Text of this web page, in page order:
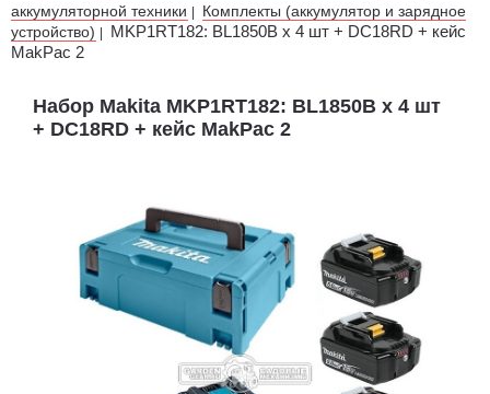
аккумуляторной техники |
Комплекты (аккумулятор и зарядное
устройство) |
MKP1RT182: BL1850B х 4 шт + DC18RD + кейс
MakPac 2
Набор Makita MKP1RT182: BL1850B х 4 шт
+ DC18RD + кейс MakPac 2